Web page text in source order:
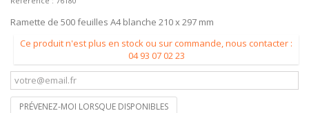
Ramette de 500 feuilles A4 blanche 210 x 297 mm
Ce produit n'est plus en stock ou sur commande, nous contacter :
04 93 07 02 23
PRÉVENEZ-MOI LORSQUE DISPONIBLES